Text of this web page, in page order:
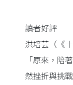
讀者好評
洪培芸（《
「原來，陪
然挫折與挑